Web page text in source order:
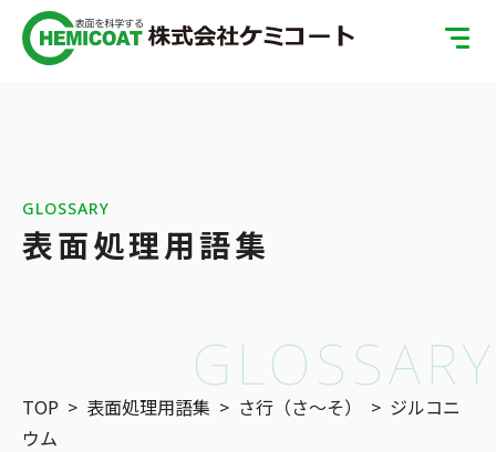
ISOへの取り組み
表面処理の基礎知識
お問い合わせ
GLOSSARY
GLOSSARY
表面処理用語集
TOP > 表面処理用語集 > さ行（さ〜そ） > ジルコニ
ウム